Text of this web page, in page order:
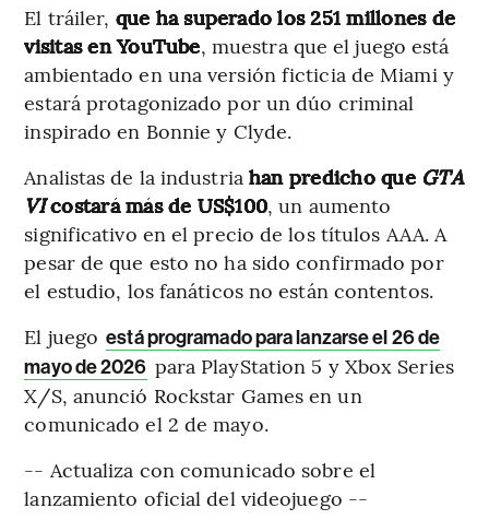
El tráiler, que ha superado los 251 millones de
visitas en YouTube, muestra que el juego está
ambientado en una versión ficticia de Miami y
estará protagonizado por un dúo criminal
inspirado en Bonnie y Clyde.
Analistas de la industria han predicho que GTA
VIcostará más de US$100, un aumento
significativo en el precio de los títulos AAA. A
pesar de que esto no ha sido confirmado por
el estudio, los fanáticos no están contentos.
El juego está programado para lanzarse el 26 de
mayo de 2026 para PlayStation 5 y Xbox Series
X/S, anunció Rockstar Games en un
comunicado el 2 de mayo.
-- Actualiza con comunicado sobre el
lanzamiento oficial del videojuego --